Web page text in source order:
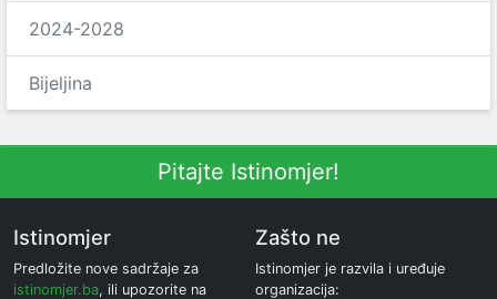
2024-2028
Bijeljina
Pitajte Istinomjer!
Istinomjer
Predložite nove sadržaje za
istinomjer.ba, ili upozorite na
Zašto ne
Istinomjer je razvila i uređuje
organizacija: